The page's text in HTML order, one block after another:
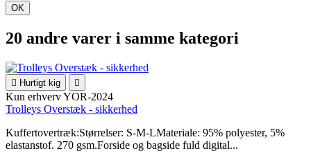
OK
20 andre varer i samme kategori
 Hurtigt kig 
Kun erhvervYOR-2024
Trolleys Overstæk - sikkerhed
Kuffertovertræk:Størrelser: S-M-LMateriale: 95% polyester, 5%
elastanstof. 270 gsm.Forside og bagside fuld digital...